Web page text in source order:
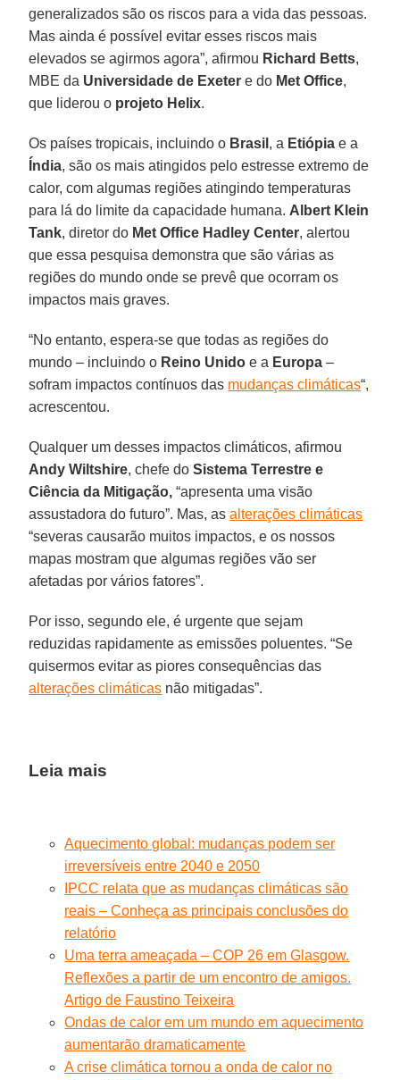
generalizados são os riscos para a vida das pessoas.
Mas ainda é possível evitar esses riscos mais
elevados se agirmos agora”, afirmou Richard Betts,
MBE da Universidade de Exeter e do Met Office,
que liderou o projeto Helix.
Os países tropicais, incluindo o Brasil , a Etiópia e a
Índia, são os mais atingidos pelo estresse extremo de
calor, com algumas regiões atingindo temperaturas
para lá do limite da capacidade humana. Albert Klein
Tank, diretor do Met Office Hadley Center, alertou
que essa pesquisa demonstra que são várias as
regiões do mundo onde se prevê que ocorram os
impactos mais graves.
“No entanto, espera-se que todas as regiões do
mundo – incluindo o Reino Unido e a Europa –
sofram impactos contínuos das mudanças climáticas“,
acrescentou.
Qualquer um desses impactos climáticos, afirmou
Andy Wiltshire, chefe doSistema Terrestre e
Ciência da Mitigação, “apresenta uma visão
assustadora do futuro”. Mas, asalterações climáticas
“severas causarão muitos impactos, e os nossos
mapas mostram que algumas regiões vão ser
afetadas por vários fatores”.
Por isso, segundo ele, é urgente que sejam
reduzidas rapidamente as emissões poluentes. “Se
quisermos evitar as piores consequências das
alterações climáticas não mitigadas”.
Leia mais
Aquecimento global: mudanças podem ser
irreversíveis entre 2040 e 2050
IPCC relata que as mudanças climáticas são
reais – Conheça as principais conclusões do
relatório
Uma terra ameaçada – COP 26 em Glasgow.
Reflexões a partir de um encontro de amigos.
Artigo de Faustino Teixeira
Ondas de calor em um mundo em aquecimento
aumentarão dramaticamente
A crise climática tornou a onda de calor no